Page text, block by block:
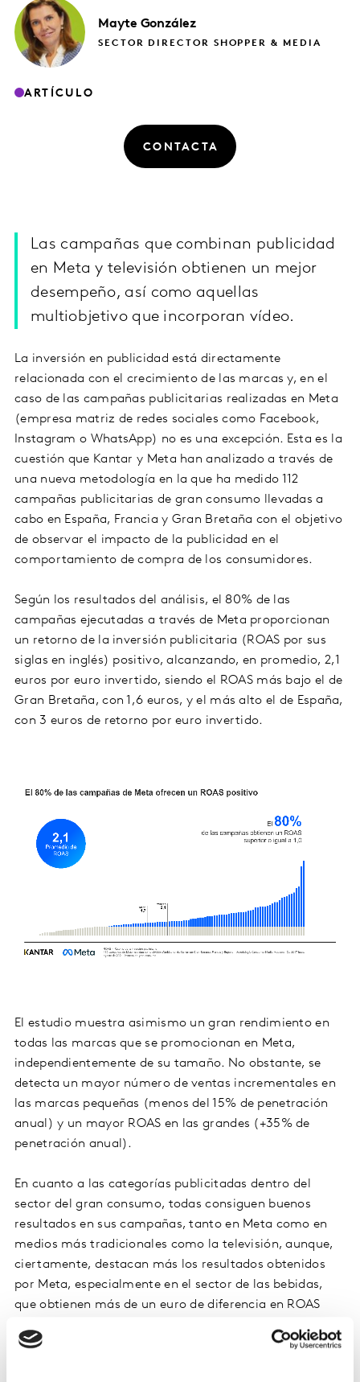
Mayte González
SECTOR DIRECTOR SHOPPER & MEDIA
ARTÍCULO
CONTACTA
Las campañas que combinan publicidad
en Meta y televisión obtienen un mejor
desempeño, así como aquellas
multiobjetivo que incorporan vídeo.
La inversión en publicidad está directamente
relacionada con el crecimiento de las marcas y, en el
caso de las campañas publicitarias realizadas en Meta
(empresa matriz de redes sociales como Facebook,
Instagram o WhatsApp) no es una excepción. Esta es la
cuestión que Kantar y Meta han analizado a través de
una nueva metodología en la que ha medido 112
campañas publicitarias de gran consumo llevadas a
cabo en España, Francia y Gran Bretaña con el objetivo
de observar el impacto de la publicidad en el
comportamiento de compra de los consumidores.
Según los resultados del análisis, el 80% de las
campañas ejecutadas a través de Meta proporcionan
un retorno de la inversión publicitaria (ROAS por sus
siglas en inglés) positivo, alcanzando, en promedio, 2,1
euros por euro invertido, siendo el ROAS más bajo el de
Gran Bretaña, con 1,6 euros, y el más alto el de España,
con 3 euros de retorno por euro invertido.
El estudio muestra asimismo un gran rendimiento en
todas las marcas que se promocionan en Meta,
independientemente de su tamaño. No obstante, se
detecta un mayor número de ventas incrementales en
las marcas pequeñas (menos del 15% de penetración
anual) y un mayor ROAS en las grandes (+35% de
penetración anual).
En cuanto a las categorías publicitadas dentro del
sector del gran consumo, todas consiguen buenos
resultados en sus campañas, tanto en Meta como en
medios más tradicionales como la televisión, aunque,
ciertamente, destacan más los resultados obtenidos
por Meta, especialmente en el sector de las bebidas,
que obtienen más de un euro de diferencia en ROAS